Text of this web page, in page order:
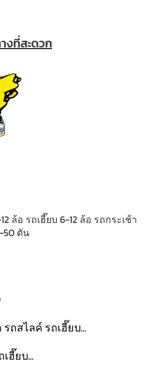
งที่สะดวก
ล้อ รถเฮี๊ยบ 6-12 ล้อ รถกระเช้า
50 ตัน
รถสไลค์ รถเฮี๊ยบ...
ฮี๊ยบ...